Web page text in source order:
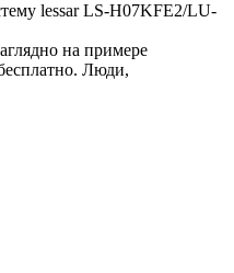
lessar LS-H07KFE2/LU-
на примере
Люди,